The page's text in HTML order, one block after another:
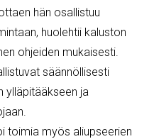
hän osallistuu
huolehtii kaluston
ohjeiden mukaisesti.
säännöllisesti
ylläpitääkseen ja
toimia myös aliupseerien